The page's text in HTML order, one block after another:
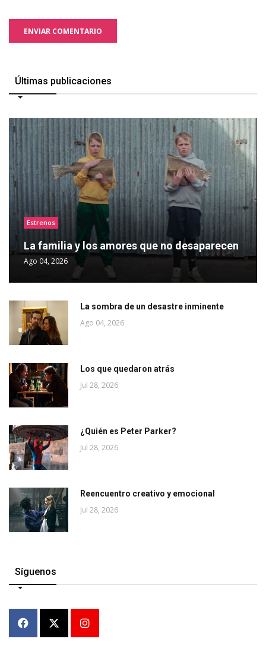
ENVIAR COMENTARIO
Últimas publicaciones
Estrenos
La familia y los amores que no desaparecen
Ago 04, 2026
La sombra de un desastre inminente
Ago 04, 2026
Los que quedaron atrás
Jul 28, 2026
¿Quién es Peter Parker?
Jul 28, 2026
Reencuentro creativo y emocional
Jul 28, 2026
Síguenos